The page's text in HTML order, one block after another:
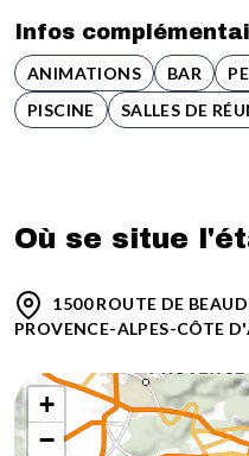
Infos
ANIMATIONS BAR
PISCINE
SALLES DE
Où se situe
1500 ROUTE DE
PROVENCE-ALPES-CÔTE
+
−